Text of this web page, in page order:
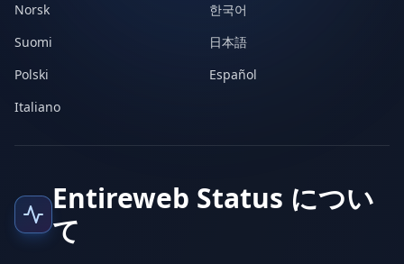
Norsk
한국어
Suomi
日本語
Polski
Español
Italiano
Entireweb Status につい
て